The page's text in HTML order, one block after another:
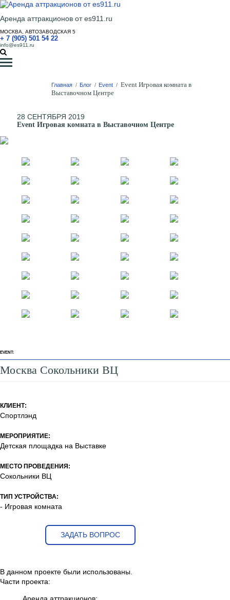
Аренда аттракционов от es911.ru
МОСКВА, АВТОЗАВОДСКАЯ 5
+ 7 (905) 501 54 22
info@es911.ru
Главная / Блог / Event / Event Игровая комната в
Выставочном Центре
28 СЕНТЯБРЯ 2019
Event Игровая комната в Выставочном Центре
EVENT:
Москва Сокольники ВЦ
КЛИЕНТ:
Спортлэнд
МЕРОПРИЯТИЕ:
Детская площадка на Выставке
МЕСТО ПРОВЕДЕНИЯ:
Сокольники ВЦ
ТИП УСТРОЙСТВА:
- Игровая комната
ЗАДАТЬ ВОПРОС
В данном проекте были использованы.
Части проекта: